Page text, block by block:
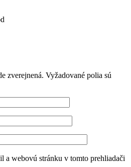
zverejnená. Vyžadované polia sú
a webovú stránku v tomto prehliadači